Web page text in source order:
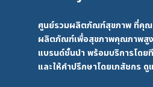
ศูนย์รวมผลิตภัณฑ์สุขภาพ ที่คุณ
ผลิตภัณฑ์เพื่อสุขภาพคุณภาพสู
แบรนด์ชั้นนำ พร้อมบริการโดย
และให้คำปรึกษาโดยเภสัชกร